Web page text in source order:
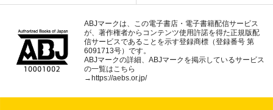
ABJマークは、この電子書店・電子書籍配信サービス
が、著作権者からコンテンツ使用許諾を得た正規版配
信サービスであることを示す登録商標（登録番号 第
6091713号）です。
ABJマークの詳細、ABJマークを掲示しているサービス
の一覧はこちら
→https://aebs.or.jp/